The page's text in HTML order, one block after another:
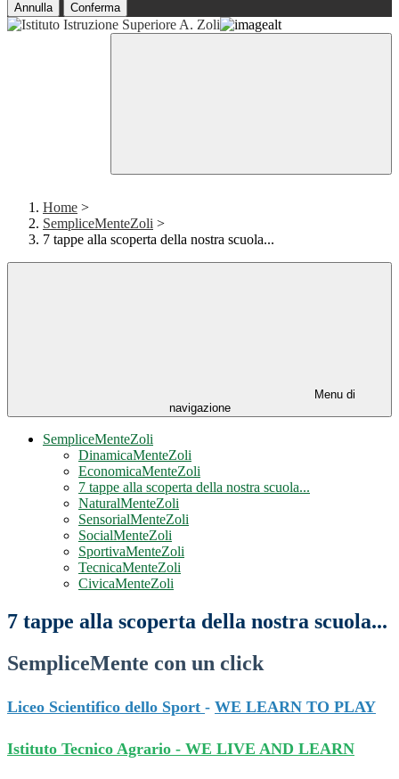
Annulla Conferma
Home >
SempliceMenteZoli >
7 tappe alla scoperta della nostra scuola...
Menu di
navigazione
SempliceMenteZoli
DinamicaMenteZoli
EconomicaMenteZoli
7 tappe alla scoperta della nostra scuola...
NaturalMenteZoli
SensorialMenteZoli
SocialMenteZoli
SportivaMenteZoli
TecnicaMenteZoli
CivicaMenteZoli
7 tappe alla scoperta della nostra scuola...
SempliceMente con un click
Liceo Scientifico dello Sport - WE LEARN TO PLAY
Istituto Tecnico Agrario - WE LIVE AND LEARN